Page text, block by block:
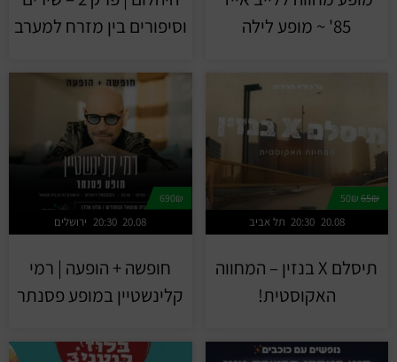
85' ~ מופע לילה
וסיפורים בין מזרח למערב
65₪
תל אביב 20:30 20.08
תיסלם X בנזין – המחווה
האקוסטית!
690₪
ירושלים 20:30 20.08
חופשה + הופעה | רמי
קלינשטיין במופע פסנתר